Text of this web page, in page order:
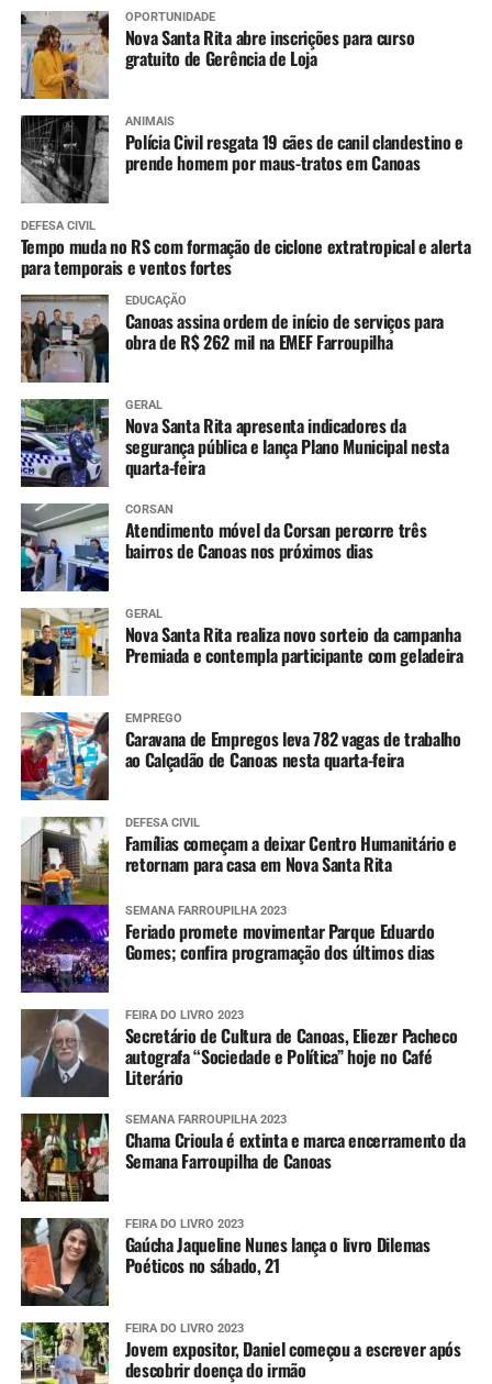
OPORTUNIDADE
Nova Santa Rita abre inscrições para curso
gratuito de Gerência de Loja
ANIMAIS
Polícia Civil resgata 19 cães de canil clandestino e
prende homem por maus-tratos em Canoas
DEFESA CIVIL
Tempo muda no RS com formação de ciclone extratropical e alerta
para temporais e ventos fortes
EDUCAÇÃO
Canoas assina ordem de início de serviços para
obra de R$ 262 mil na EMEF Farroupilha
GERAL
Nova Santa Rita apresenta indicadores da
segurança pública e lança Plano Municipal nesta
quarta-feira
CORSAN
Atendimento móvel da Corsan percorre três
bairros de Canoas nos próximos dias
GERAL
Nova Santa Rita realiza novo sorteio da campanha
Premiada e contempla participante com geladeira
EMPREGO
Caravana de Empregos leva 782 vagas de trabalho
ao Calçadão de Canoas nesta quarta-feira
DEFESA CIVIL
Famílias começam a deixar Centro Humanitário e
retornam para casa em Nova Santa Rita
SEMANA FARROUPILHA 2023
Feriado promete movimentar Parque Eduardo
Gomes; confira programação dos últimos dias
FEIRA DO LIVRO 2023
Secretário de Cultura de Canoas, Eliezer Pacheco
autografa “Sociedade e Política” hoje no Café
Literário
SEMANA FARROUPILHA 2023
Chama Crioula é extinta e marca encerramento da
Semana Farroupilha de Canoas
FEIRA DO LIVRO 2023
Gaúcha Jaqueline Nunes lança o livro Dilemas
Poéticos no sábado, 21
FEIRA DO LIVRO 2023
Jovem expositor, Daniel começou a escrever após
descobrir doença do irmão